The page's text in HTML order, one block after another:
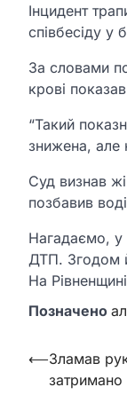
Інцидент
співбесіду у
За словами
крові
“Такий
знижена, але
Суд визнав
позбавив
Нагадаємо, у
ДТП. Згодом
На
Позначено
Навігація
записів
⟵Зламав